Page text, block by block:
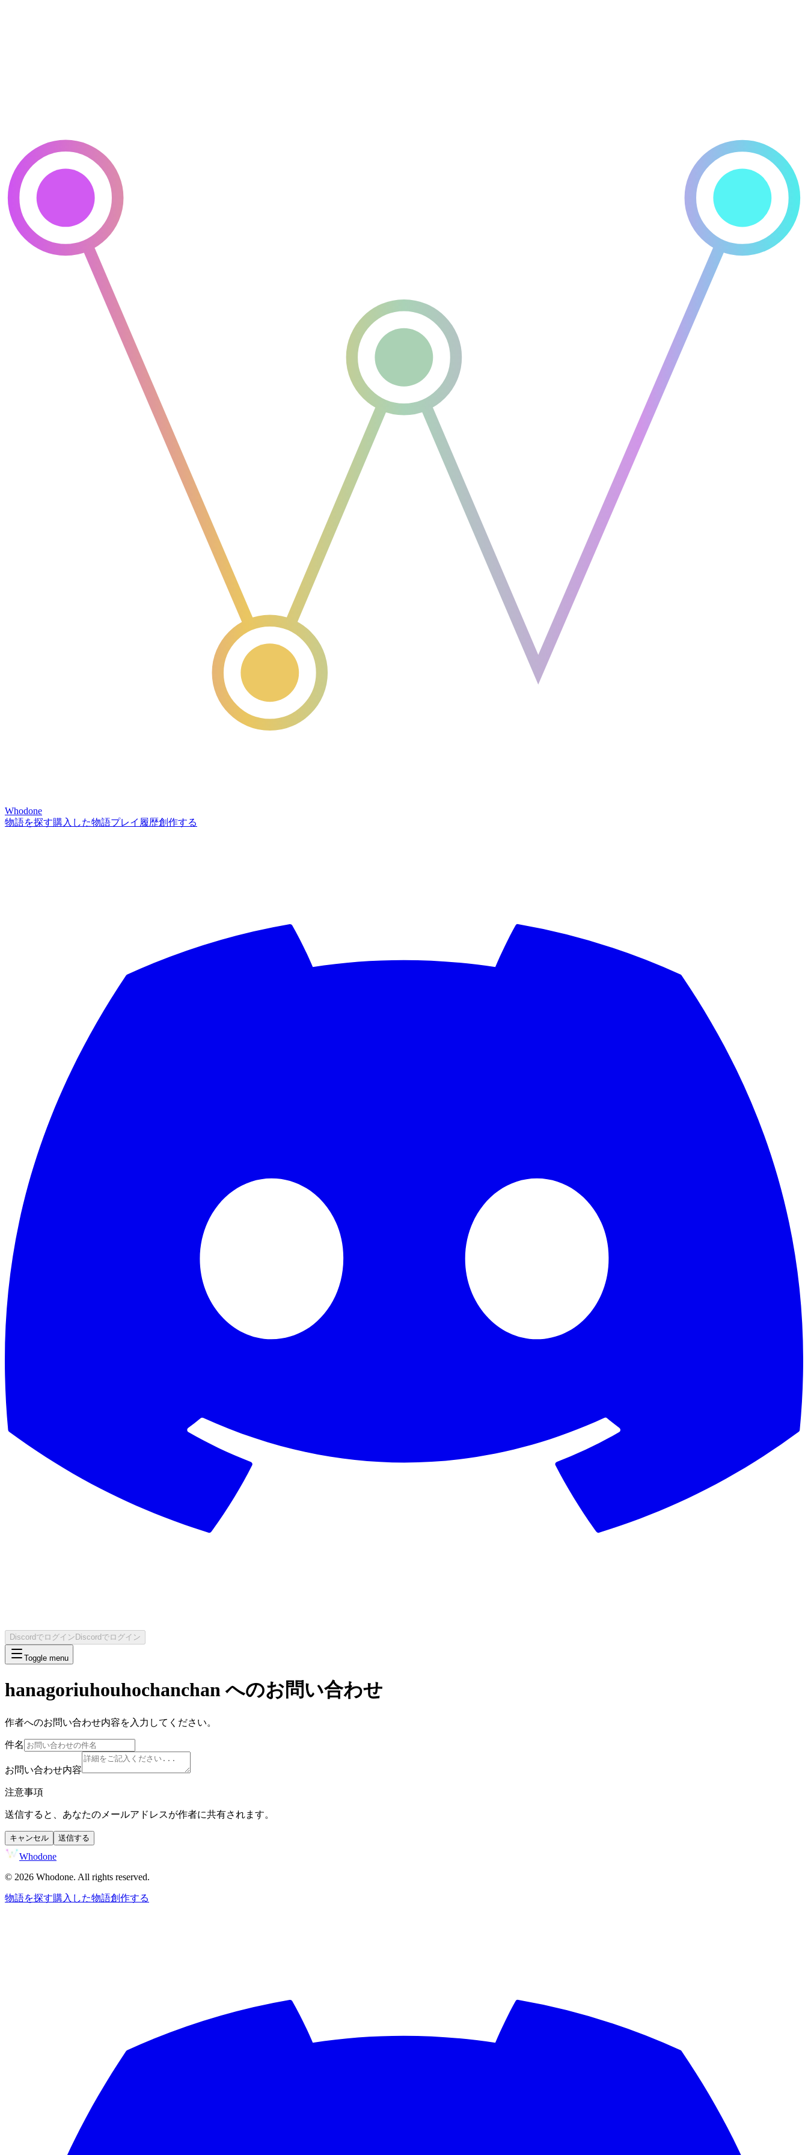
Whodone
物語を探す購入した物語プレイ履歴創作する
Discordでログイン Discordでログイン
Toggle menu
hanagoriuhouhochanchanへのお問い合わせ
作者へのお問い合わせ内容を入力してください。
件名
お問い合わせ内容
注意事項
送信すると、あなたのメールアドレスが作者に共有されます。
キャンセル 送信する
Whodone
© 2026 Whodone. All rights reserved.
物語を探す購入した物語創作する